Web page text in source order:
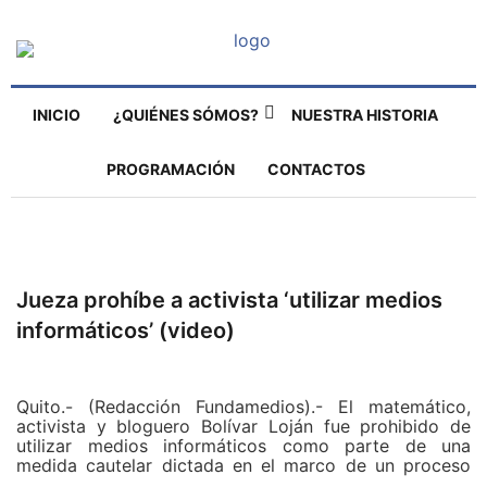
INICIO ¿QUIÉNES SÓMOS? NUESTRA HISTORIA
PROGRAMACIÓN CONTACTOS
Jueza prohíbe a activista ‘utilizar medios
informáticos’ (video)
Quito.- (Redacción Fundamedios).- El matemático,
activista y bloguero Bolívar Loján fue prohibido de
utilizar medios informáticos como parte de una
medida cautelar dictada en el marco de un proceso